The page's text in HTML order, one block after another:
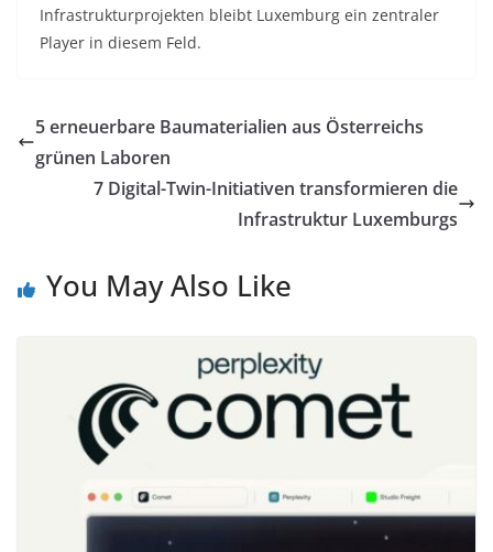
Infrastrukturprojekten bleibt Luxemburg ein zentraler
Player in diesem Feld.
5 erneuerbare Baumaterialien aus Österreichs
grünen Laboren
7 Digital-Twin-Initiativen transformieren die
Infrastruktur Luxemburgs
You May Also Like